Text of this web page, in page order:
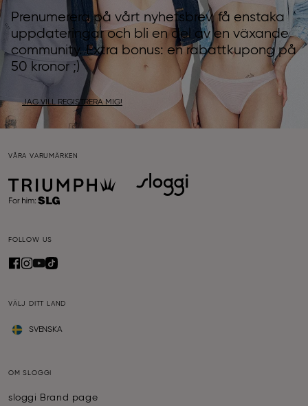
Prenumerera på vårt nyhetsbrev, få enstaka
uppdateringar och bli en del av en växande
community. Extra bonus: en rabattkupong på
50 kronor ;)
JAG VILL REGISTRERA MIG!
VÅRA VARUMÄRKEN
FOLLOW US
VÄLJ DITT LAND
SVENSKA
OM SLOGGI
sloggi Brand page